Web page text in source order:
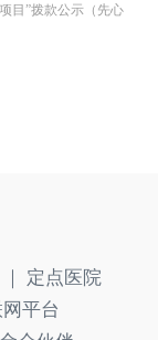
目”拨款公示（先心
定点医院
平台